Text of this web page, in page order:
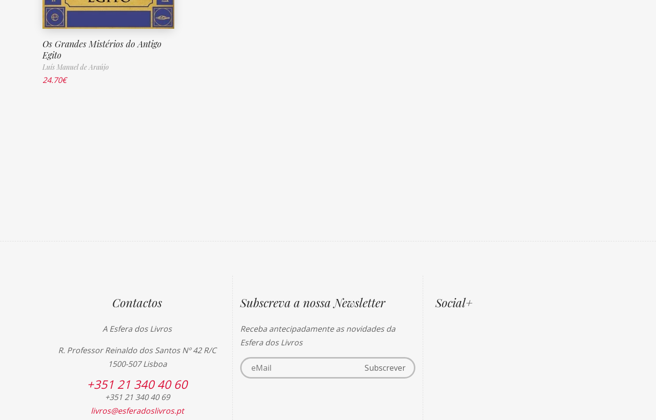
Os Grandes Mistérios do Antigo
Egito
Luís Manuel de Araújo
24.70€
Contactos
A Esfera dos Livros
R. Professor Reinaldo dos Santos Nº 42 R/C
1500-507 Lisboa
+351 21 340 40 60
+351 21 340 40 69
livros@esferadoslivros.pt
Subscreva a nossa Newsletter
Receba antecipadamente as novidades da
Esfera dos Livros
Social+